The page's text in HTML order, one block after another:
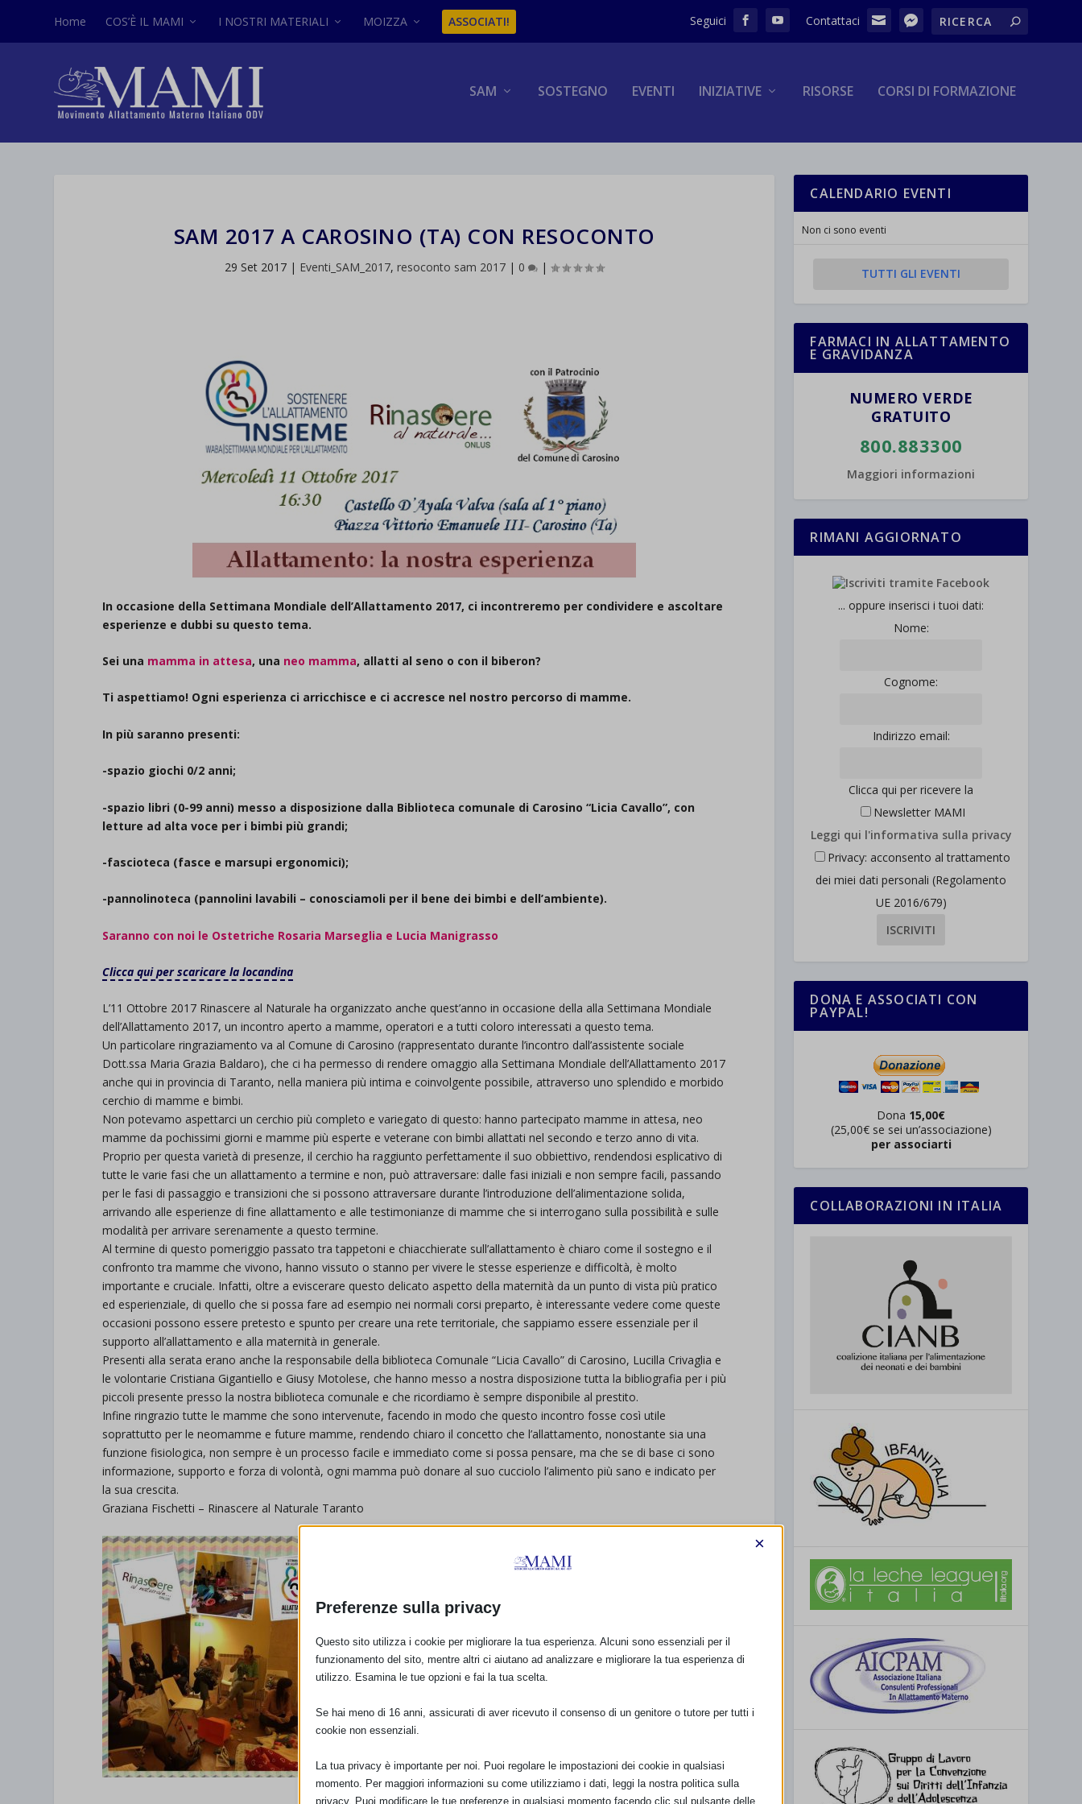
Home COS’È IL MAMI I NOSTRI MATERIALI MOIZZA ASSOCIATI!
SAM SOSTEGNO EVENTI INIZIATIVE RISORSE CORSI DI FORMAZIONE
SAM 2017 A CAROSINO (TA) CON RESOCONTO
29 Set 2017 | Eventi_SAM_2017,resoconto sam 2017 | 0 |
In occasione della Settimana Mondiale dell’Allattamento 2017, ci incontreremo per condividere e ascoltare
esperienze e dubbi su questo tema.
Sei una mamma in attesa, una neo mamma, allatti al seno o con il biberon?
Ti aspettiamo! Ogni esperienza ci arricchisce e ci accresce nel nostro percorso di mamme.
In più saranno presenti:
-spazio giochi 0/2 anni;
-spazio libri (0-99 anni) messo a disposizione dalla Biblioteca comunale di Carosino “Licia Cavallo”, con
letture ad alta voce per i bimbi più grandi;
-fascioteca (fasce e marsupi ergonomici);
-pannolinoteca (pannolini lavabili – conosciamoli per il bene dei bimbi e dell’ambiente).
Saranno con noi le Ostetriche Rosaria Marseglia e Lucia Manigrasso
Clicca qui per scaricare la locandina
L’11 Ottobre 2017 Rinascere al Naturale ha organizzato anche quest’anno in occasione della alla Settimana Mondiale
dell’Allattamento 2017, un incontro aperto a mamme, operatori e a tutti coloro interessati a questo tema.
Un particolare ringraziamento va al Comune di Carosino (rappresentato durante l’incontro dall’assistente sociale
Dott.ssa Maria Grazia Baldaro), che ci ha permesso di rendere omaggio alla Settimana Mondiale dell’Allattamento 2017
anche qui in provincia di Taranto, nella maniera più intima e coinvolgente possibile, attraverso uno splendido e morbido
cerchio di mamme e bimbi.
Non potevamo aspettarci un cerchio più completo e variegato di questo: hanno partecipato mamme in attesa, neo
mamme da pochissimi giorni e mamme più esperte e veterane con bimbi allattati nel secondo e terzo anno di vita.
Proprio per questa varietà di presenze, il cerchio ha raggiunto perfettamente il suo obbiettivo, rendendosi esplicativo di
tutte le varie fasi che un allattamento a termine e non, può attraversare: dalle fasi iniziali e non sempre facili, passando
per le fasi di passaggio e transizioni che si possono attraversare durante l’introduzione dell’alimentazione solida,
arrivando alle esperienze di fine allattamento e alle testimonianze di mamme che si interrogano sulla possibilità e sulle
modalità per arrivare serenamente a questo termine.
Al termine di questo pomeriggio passato tra tappetoni e chiacchierate sull’allattamento è chiaro come il sostegno e il
confronto tra mamme che vivono, hanno vissuto o stanno per vivere le stesse esperienze e difficoltà, è molto
importante e cruciale. Infatti, oltre a eviscerare questo delicato aspetto della maternità da un punto di vista più pratico
ed esperienziale, di quello che si possa fare ad esempio nei normali corsi preparto, è interessante vedere come queste
occasioni possono essere pretesto e spunto per creare una rete territoriale, che sappiamo essere essenziale per il
supporto all’allattamento e alla maternità in generale.
Presenti alla serata erano anche la responsabile della biblioteca Comunale “Licia Cavallo” di Carosino, Lucilla Crivaglia e
le volontarie Cristiana Gigantiello e Giusy Motolese, che hanno messo a nostra disposizione tutta la bibliografia per i più
piccoli presente presso la nostra biblioteca comunale e che ricordiamo è sempre disponibile al prestito.
Infine ringrazio tutte le mamme che sono intervenute, facendo in modo che questo incontro fosse così utile
soprattutto per le neomamme e future mamme, rendendo chiaro il concetto che l’allattamento, nonostante sia una
funzione fisiologica, non sempre è un processo facile e immediato come si possa pensare, ma che se di base ci sono
informazione, supporto e forza di volontà, ogni mamma può donare al suo cucciolo l’alimento più sano e indicato per
la sua crescita.
Graziana Fischetti – Rinascere al Naturale Taranto
CALENDARIO EVENTI
Non ci sono eventi
TUTTI GLI EVENTI
FARMACI IN ALLATTAMENTO
E GRAVIDANZA
NUMERO VERDE
GRATUITO
800.883300
Maggiori informazioni
RIMANI AGGIORNATO
... oppure inserisci i tuoi dati:
Nome:
Cognome:
Indirizzo email:
Clicca qui per ricevere la
Newsletter MAMI
Leggi qui l'informativa sulla privacy
Privacy: acconsento al trattamento
dei miei dati personali (Regolamento
UE 2016/679)
DONA E ASSOCIATI CON
PAYPAL!
Dona 15,00€
(25,00€ se sei un’associazione)
per associarti
COLLABORAZIONI IN ITALIA
Preferenze sulla privacy
×
Questo sito utilizza i cookie per migliorare la tua esperienza. Alcuni sono essenziali per il
funzionamento del sito, mentre altri ci aiutano ad analizzare e migliorare la tua esperienza di
utilizzo. Esamina le tue opzioni e fai la tua scelta.
Se hai meno di 16 anni, assicurati di aver ricevuto il consenso di un genitore o tutore per tutti i
cookie non essenziali.
La tua privacy è importante per noi. Puoi regolare le impostazioni dei cookie in qualsiasi
momento. Per maggiori informazioni su come utilizziamo i dati, leggi la nostra politica sulla
privacy. Puoi modificare le tue preferenze in qualsiasi momento facendo clic sul pulsante delle